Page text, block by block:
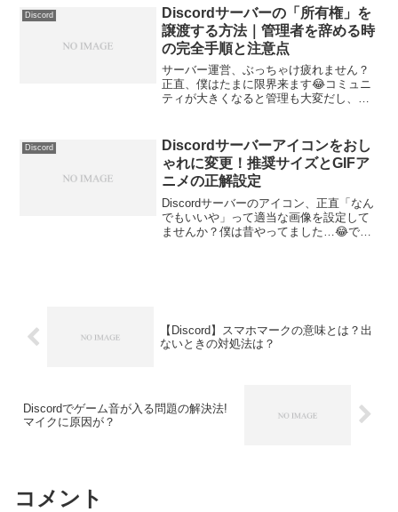
めの具体的な方法を紹介します。ゲーム
をプレイしながら...
Discord
Discordサーバーの「所有権」を
譲渡する方法｜管理者を辞める時
の完全手順と注意点
サーバー運営、ぶっちゃけ疲れません？
正直、僕はたまに限界来ます😂コミュニ
ティが大きくなると管理も大変だし、リ
「勢いでサーバー削除！」ってボタン押
しそうになるんですけど…ち...
Discord
Discordサーバーアイコンをおし
ゃれに変更！推奨サイズとGIFア
ニメの正解設定
Discordサーバーのアイコン、正直「なん
でもいいや」って適当な画像を設定して
ませんか？僕は昔やってました…😂でも
【Discord】スマホマークの意味とは？出
ないときの対処法は？
Discordでゲーム音が入る問題の解決法!
マイクに原因が？
コメント